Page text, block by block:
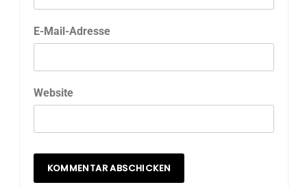
E-Mail-Adresse
Website